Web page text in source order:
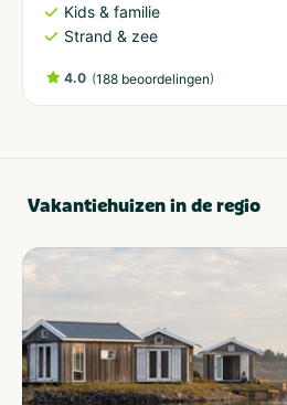
Kids & familie
Strand & zee
4.0 (188 beoordelingen)
Vakantiehuizen in de regio